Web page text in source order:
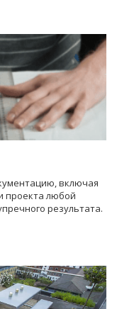
включая
проекта любой
результата.